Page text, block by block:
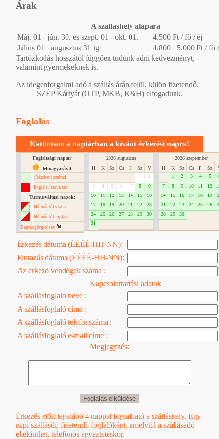
Árak
A szálláshely alapára
Máj. 01 - jún. 30. és szept. 01 - okt. 01.
4.500 Ft / fő / éj
Július 01 - augusztus 31-ig
4.800 - 5.000 Ft / fő
Tartózkodás hosszától függően tudunk adni kedvezményt,
valamint gyermekeknek is.
Az idegenforgalmi adó a szállás árán felül, külön fizetendő.
SZÉP Kártyát (OTP, MKB, K&H) elfogadunk.
Foglalás
Kattintson a naptárban a kívánt érkezési napra!
Foglaltsági naptár
Jelmagyarázat
(Részben) szabad
Foglalt / zárva tart
Turnusváltási napok:
Délutántól szabad
Délutántól foglalt
Naptár görgetôsáv
2026 augusztus
H
K Sz Cs P Sz
V
1
2
3
4 5 6 7 8
9
10
11 12 13 14 15
16
17
18 19 20 21 22
23
24
25 26 27 28 29
30
31
2026 szeptember
H
K Sz Cs P Sz
1
2 3 4 5
7
8 9 10 11 12
14
15 16 17 18 19
21
22 23 24 25 26
28
29 30
Érkezés dátuma (ÉÉÉÉ-HH-NN):
Elutazás dátuma (ÉÉÉÉ-HH-NN):
Az érkező vendégek száma :
Kapcsolattartási adatok
A szállásfoglaló neve :
A szállásfoglaló címe :
A szállásfoglaló telefonszáma :
A szállásfoglaló e-mail címe :
Megjegyzés:
Érkezés előtt legalább 4 nappal foglalható a szálláshely. Egy
napi szállásdíj fizetendő foglalóként, amelytől a szállásadó
eltekinthet, telefonos egyeztetéskor.